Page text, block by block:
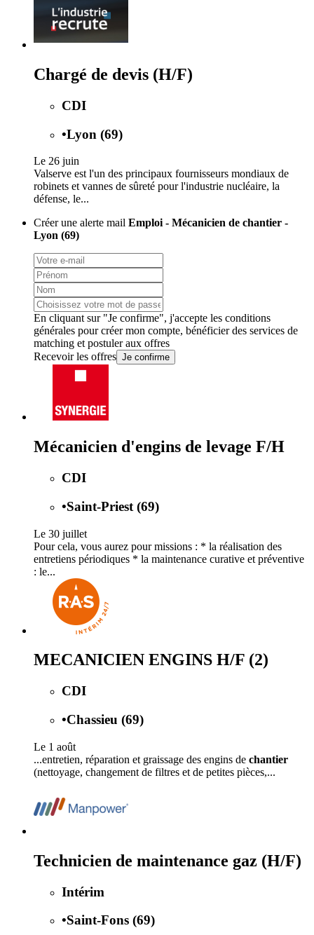
Chargé de devis (H/F)
CDI
•Lyon (69)
Le 26 juin
Valserve est l'un des principaux fournisseurs mondiaux de
robinets et vannes de sûreté pour l'industrie nucléaire, la
défense, le...
Créer une alerte mail Emploi - Mécanicien de chantier -
Lyon (69)
En cliquant sur "Je confirme", j'accepte les conditions
générales pour créer mon compte, bénéficier des services de
matching et postuler aux offres
Recevoir les offres Je confirme
Mécanicien d'engins de levage F/H
CDI
•Saint-Priest (69)
Le 30 juillet
Pour cela, vous aurez pour missions : * la réalisation des
entretiens périodiques * la maintenance curative et préventive
: le...
MECANICIEN ENGINS H/F (2)
CDI
•Chassieu (69)
Le 1 août
...entretien, réparation et graissage des engins de chantier
(nettoyage, changement de filtres et de petites pièces,...
Technicien de maintenance gaz (H/F)
Intérim
•Saint-Fons (69)